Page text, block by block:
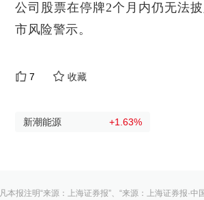
公司股票在停牌2个月内仍无法
市风险警示。
7 收藏
新潮能源 +1.63%
凡本报注明“来源：上海证券报”、“来源：上海证券报·